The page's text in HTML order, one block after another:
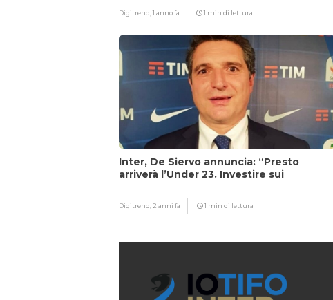
Digitrend,1 anno fa 1 min di lettura
Inter, De Siervo annuncia: “Presto
arriverà l’Under 23. Investire sui
Digitrend,2 anni fa 1 min di lettura